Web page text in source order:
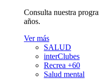
Consulta nuestra
años.
Ver más
SALUD
interClubes
Recrea +60
Salud mental